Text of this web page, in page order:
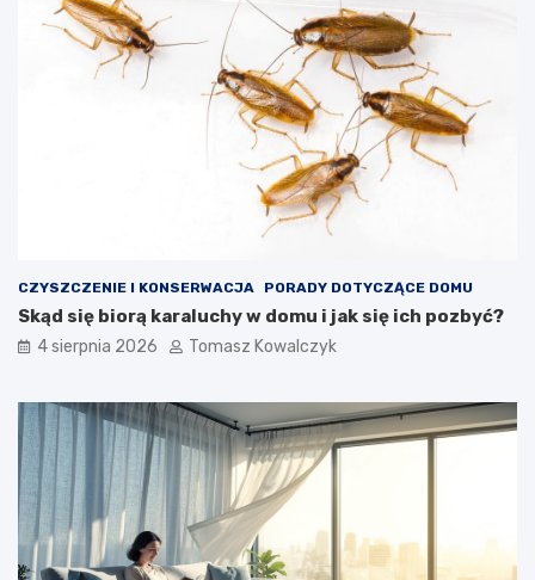
CZYSZCZENIE I KONSERWACJA PORADY DOTYCZĄCE DOMU
Skąd się biorą karaluchy w domu i jak się ich pozbyć?
4 sierpnia 2026 Tomasz Kowalczyk